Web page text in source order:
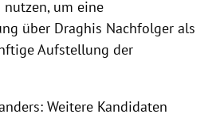
um eine
über Draghis Nachfolger als
Aufstellung der
Weitere Kandidaten